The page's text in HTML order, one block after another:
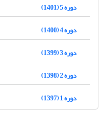
دوره 5 (1401)
دوره 4 (1400)
دوره 3 (1399)
دوره 2 (1398)
دوره 1 (1397)